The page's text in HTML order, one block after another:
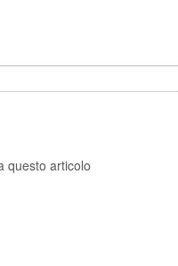
questo articolo